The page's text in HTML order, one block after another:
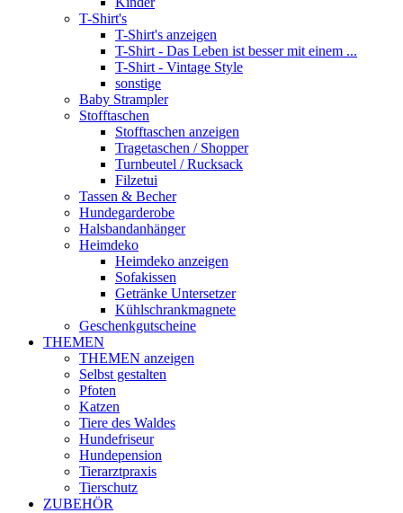
T-Shirt's
T-Shirt's anzeigen
T-Shirt - Das Leben ist besser mit einem ...
T-Shirt - Vintage Style
sonstige
Baby Strampler
Stofftaschen
Stofftaschen anzeigen
Tragetaschen / Shopper
Turnbeutel / Rucksack
Filzetui
Tassen & Becher
Hundegarderobe
Halsbandanhänger
Heimdeko
Heimdeko anzeigen
Sofakissen
Getränke Untersetzer
Kühlschrankmagnete
Geschenkgutscheine
THEMEN
THEMEN anzeigen
Selbst gestalten
Pfoten
Katzen
Tiere des Waldes
Hundefriseur
Hundepension
Tierarztpraxis
Tierschutz
ZUBEHÖR